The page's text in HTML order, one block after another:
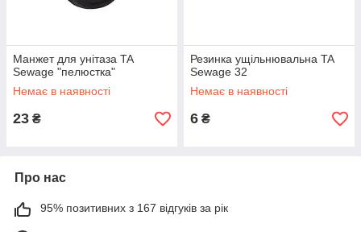
Манжет для унітаза TA
Sewage "пелюстка"
Немає в наявності
23 ₴
Резинка ущільнювальна TA
Sewage 32
Немає в наявності
6 ₴
Про нас
95% позитивних з 167 відгуків за рік